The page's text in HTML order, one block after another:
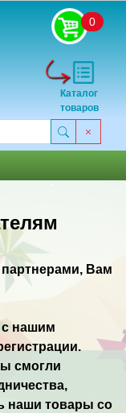
0
Каталог
товаров
Вам
с нашим
смогли
наши товары со